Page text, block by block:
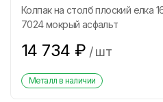
Колпак на столб плоский елка
7024 мокрый асфальт
14 734 ₽ /шт
Металл в наличии